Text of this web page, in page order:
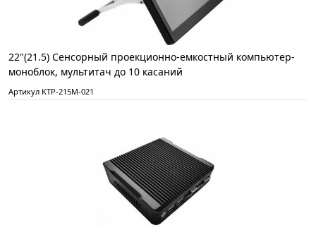
22"(21.5) Сенсорный проекционно-емкостный компьютер-
моноблок, мультитач до 10 касаний
Артикул KTP-215M-021